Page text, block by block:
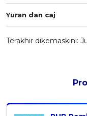
OCBC - Hadiah
Artikel Terkini
Pinjaman Peribadi
Kad
Yuran dan caj
Terakhir dikemaskini: